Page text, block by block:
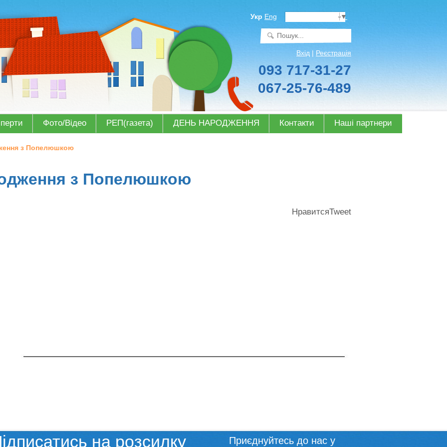
Укр Eng Select Language▼
Вхід | Реєстрація
093 717-31-27
067-25-76-489
Фото/Відео РЕП(газета) ДЕНЬ НАРОДЖЕННЯ Контакти Наші партнери
з Попелюшкою
з Попелюшкою
НравитсяTweet
на розсилку
Приєднуйтесь до нас у